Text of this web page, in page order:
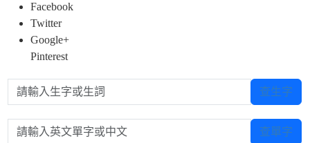
Facebook
Twitter
Google+
Pinterest
請輸入生字或生詞 查生字
請輸入英文單字或中文 查單字